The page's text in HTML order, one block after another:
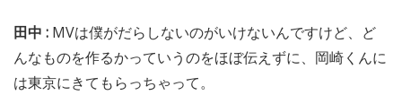
田中 : MVは僕がだらしないのがいけないんですけど、ど
んなものを作るかっていうのをほぼ伝えずに、岡崎くんに
は東京にきてもらっちゃって。